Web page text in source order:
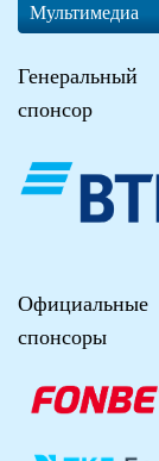
Мультимедиа
Генеральный
спонсор
Официальные
спонсоры